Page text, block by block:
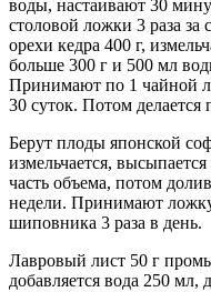
воды, настаивают 30
столовой ложки 3 раза
орехи кедра 400 г,
больше 300 г и 500 мл
Принимают по 1 чайной
30 суток. Потом делается
Берут плоды японской
измельчается,
часть объема, потом
недели. Принимают
шиповника 3 раза в день.
Лавровый лист 50 г
добавляется вода 250